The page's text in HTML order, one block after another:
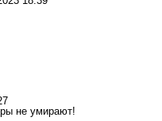
не умирают!